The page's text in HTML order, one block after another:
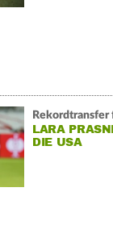
Rekordtransfer
LARA
DIE USA